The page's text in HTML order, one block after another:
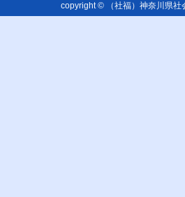
copyright © （社福）神奈川県